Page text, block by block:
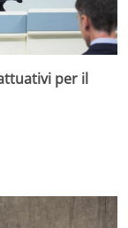
per il